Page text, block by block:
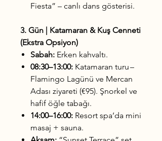
Fiesta” – canlı dans gösterisi.
3. Gün | Katamaran & Kuş Cenneti
(Ekstra Opsiyon)
Sabah: Erken kahvaltı.
08:30–13:00: Katamaran turu –
Flamingo Lagünü ve Mercan
Adası ziyareti (€95). Şnorkel ve
hafif öğle tabağı.
14:00–16:00: Resort spa’da mini
masaj + sauna.